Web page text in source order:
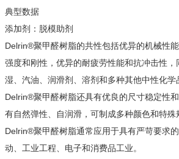
典型数据
添加剂：脱模助剂
Delrin®聚甲醛树脂的共性包括优异的机械性
强度和刚性，优异的耐疲劳性能和抗冲击性，
湿、汽油、润滑剂、溶剂和多种其他中性化学
Delrin®聚甲醛树脂还具有优良的尺寸稳定性
有自然弹性、自润滑，可制成多种颜色和特殊
Delrin®聚甲醛树脂通常应用于具有严苛要求
动、工业工程、电子和消费品工业。